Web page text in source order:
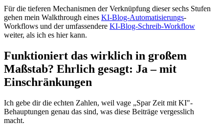
Für die tieferen Mechanismen der Verknüpfung dieser sechs Stufen
gehen mein Walkthrough eines KI-Blog-Automatisierungs-
Workflows und der umfassendere KI-Blog-Schreib-Workflow
weiter, als ich es hier kann.
Funktioniert das wirklich in großem
Maßstab? Ehrlich gesagt: Ja – mit
Einschränkungen
Ich gebe dir die echten Zahlen, weil vage „Spar Zeit mit KI"-
Behauptungen genau das sind, was diese Beiträge vergesslich
macht.